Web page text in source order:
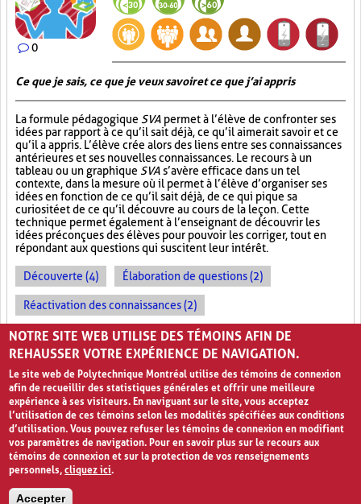
0
Ce que je sais, ce que je veux savoir et ce que j’ai appris
La formule pédagogique SVA permet à l’élève de confronter ses
idées par rapport à ce qu’il sait déjà, ce qu’il aimerait savoir et ce
qu’il a appris. L’élève crée alors des liens entre ses connaissances
antérieures et ses nouvelles connaissances. Le recours à un
tableau ou un graphique SVA s’avère efficace dans un tel
contexte, dans la mesure où il permet à l’élève d’organiser ses
idées en fonction de ce qu’il sait déjà, de ce qui pique sa
curiosité et de ce qu’il découvre au cours de la leçon. Cette
technique permet également à l’enseignant de découvrir les
idées préconçues des élèves pour pouvoir les corriger, tout en
répondant aux questions qui suscitent leur intérêt.
Découverte (4) Élaboration de questions (2)
Réactivation des connaissances (2)
Évolution des apprentissages (2)
NOTRE SITE WEB UTILISE DES TÉMOINS AFIN DE
REHAUSSER VOTRE EXPÉRIENCE DE NAVIGATION.
Le site web de Polytechnique Montréal utilise des témoins de connexion
afin de recueillir des statistiques générales et offrir une meilleure
expérience à ses visiteurs. En naviguant sur le site, vous acceptez
l’utilisation de ces témoins selon les modalités spécifiées aux conditions
d’utilisation. Vous pouvez refuser les témoins de connexion en modifiant
vos paramètres de navigation. Pour en savoir plus sur le recours aux
témoins de connexion et sur la protection de vos renseignements
personnels,cliquez ici.
Accepter